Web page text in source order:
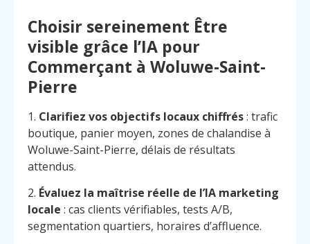
Choisir sereinement Être
visible grâce l’IA pour
Commerçant à Woluwe-Saint-
Pierre
1. Clarifiez vos objectifs locaux chiffrés: trafic
boutique, panier moyen, zones de chalandise à
Woluwe-Saint-Pierre, délais de résultats
attendus.
2. Évaluez la maîtrise réelle de l’IA marketing
locale : cas clients vérifiables, tests A/B,
segmentation quartiers, horaires d’affluence.